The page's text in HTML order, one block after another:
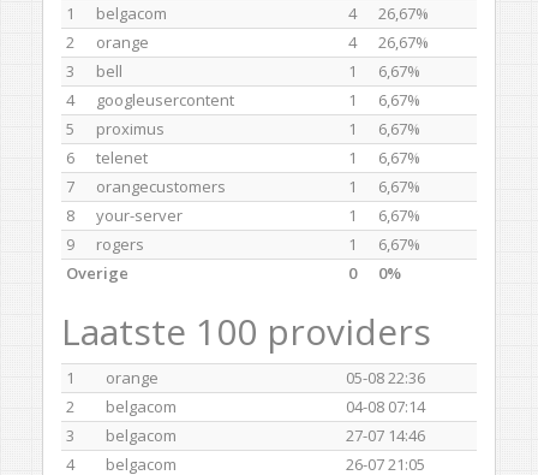
1 belgacom 4
26,67%
2
orange 4
26,67%
3
bell 1
6,67%
4
googleusercontent 1
6,67%
5
proximus 1
6,67%
6
telenet 1
6,67%
7
orangecustomers 1
6,67%
8
your-server 1
6,67%
9
rogers 1
6,67%
Overige
0 0%
Laatste 100 providers
1 orange
05-08 22:36
2
belgacom
04-08 07:14
3
belgacom
27-07 14:46
4
belgacom
26-07 21:05